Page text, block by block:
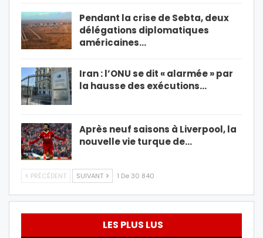
Pendant la crise de Sebta, deux
délégations diplomatiques
américaines…
Iran : l’ONU se dit « alarmée » par
la hausse des exécutions…
Après neuf saisons à Liverpool, la
nouvelle vie turque de…
PRÉCÉDENT SUIVANT 1 De 30 840
LES PLUS LUS